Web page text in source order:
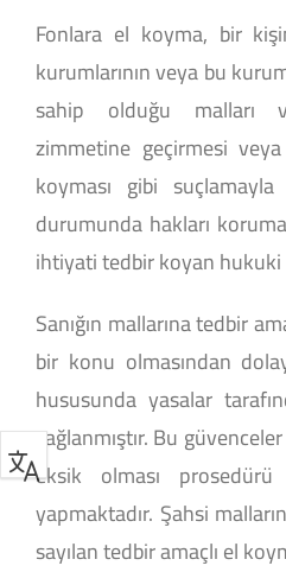
Fonlara el koyma, bir
kurumlarının veya bu
sahip olduğu malları
zimmetine geçirmesi
koyması gibi suçlamayla
durumunda hakları
ihtiyati tedbir koyan hukuki
Sanığın mallarına tedbir
bir konu olmasından
hususunda yasalar
sağlanmıştır. Bu
eksik olması prosedürü
yapmaktadır. Şahsi
sayılan tedbir amaçlı el